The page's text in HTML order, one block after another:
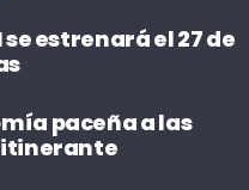
estrenará el 27 de
paceña a las
itinerante